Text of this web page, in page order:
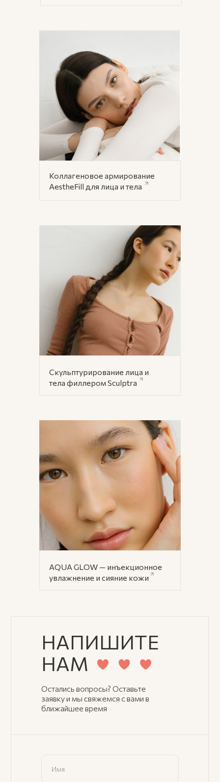
AQUA GLOW — инъекционное
увлажнение и сияние кожи
Скульптурирование лица и
тела филлером Sculptra
Коллагеновое армирование
AestheFill для лица и тела
Остались вопросы? Оставьте
заявку и мы свяжемся с вами в
ближайшее время
НАПИШИТЕ
НАМ